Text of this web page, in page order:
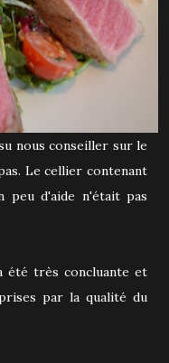
nous conseiller sur le
Le cellier contenant
peu d'aide n'était pas
été très concluante et
par la qualité du